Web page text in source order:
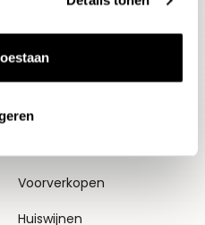
Thema's
Voorverkopen
Huiswijnen